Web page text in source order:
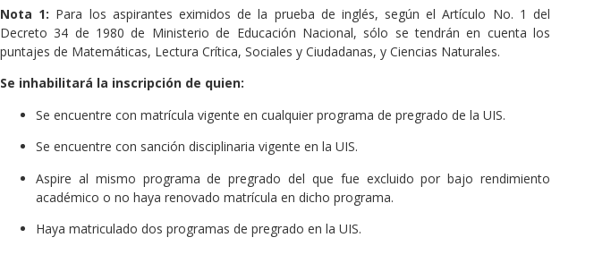
Nota 1: Para los aspirantes eximidos de la prueba de inglés, según el Artículo No. 1 del
Decreto 34 de 1980 de Ministerio de Educación Nacional, sólo se tendrán en cuenta los
puntajes de Matemáticas, Lectura Crítica, Sociales y Ciudadanas, y Ciencias Naturales.
Se inhabilitará la inscripción de quien:
Se encuentre con matrícula vigente en cualquier programa de pregrado de la UIS.
Se encuentre con sanción disciplinaria vigente en la UIS.
Aspire al mismo programa de pregrado del que fue excluido por bajo rendimiento
académico o no haya renovado matrícula en dicho programa.
Haya matriculado dos programas de pregrado en la UIS.